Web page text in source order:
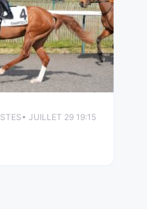
• JUILLET 29 19:15